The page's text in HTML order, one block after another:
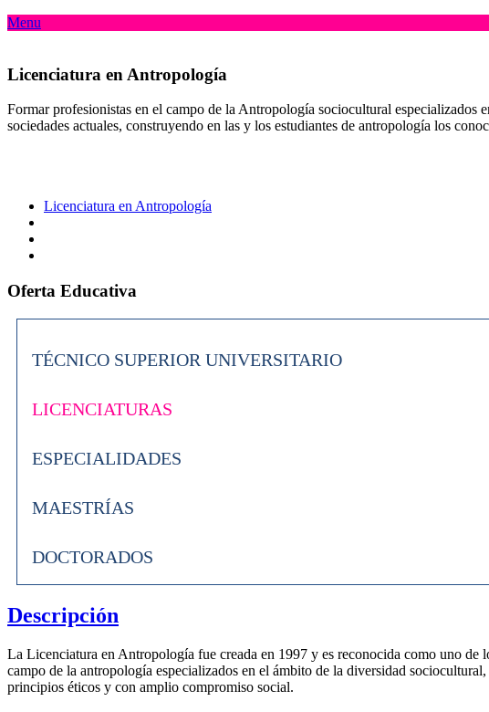
Menu
Licenciatura en Antropología
Formar profesionistas en el campo de la Antropología sociocultural especializados
sociedades actuales, construyendo en las y los estudiantes de antropología los
Licenciatura en Antropología
Oferta Educativa
TÉCNICO SUPERIOR UNIVERSITARIO
LICENCIATURAS
ESPECIALIDADES
MAESTRÍAS
DOCTORADOS
Descripción
La Licenciatura en Antropología fue creada en 1997 y es reconocida como uno
campo de la antropología especializados en el ámbito de la diversidad
principios éticos y con amplio compromiso social.